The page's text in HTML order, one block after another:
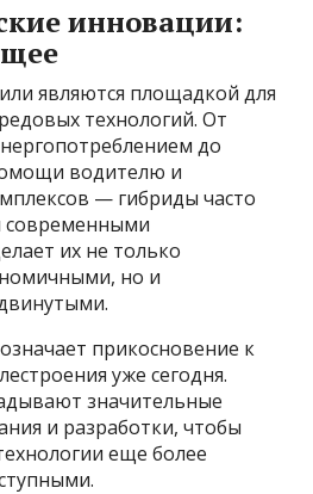
инновации:
являются площадкой для
технологий. От
до
водителю и
— гибриды часто
их не только
но и
прикосновение к
уже сегодня.
значительные
и разработки, чтобы
еще более